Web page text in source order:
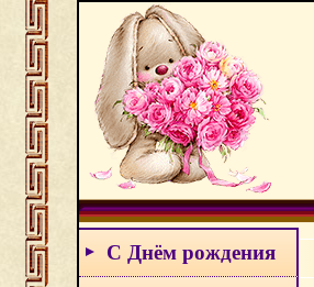
С Днём рождения